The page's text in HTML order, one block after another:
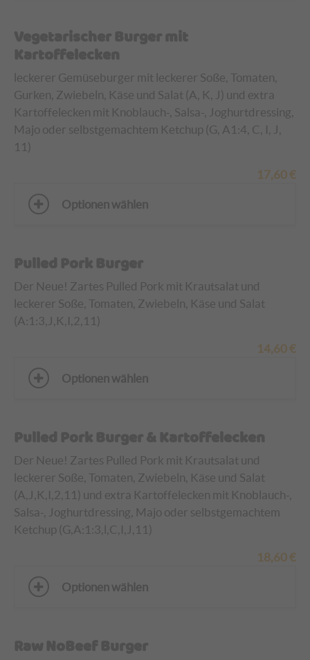
Vegetarischer Burger mit
Kartoffelecken
leckerer Gemüseburger mit leckerer Soße, Tomaten,
Gurken, Zwiebeln, Käse und Salat (A, K, J) und extra
Kartoffelecken mit Knoblauch-, Salsa-, Joghurtdressing,
Majo oder selbstgemachtem Ketchup (G, A1:4, C, I, J,
11)
17,60 €
Optionen wählen
Pulled Pork Burger
Der Neue! Zartes Pulled Pork mit Krautsalat und
leckerer Soße, Tomaten, Zwiebeln, Käse und Salat
(A:1:3, J,K,I,2,11 )
14,60 €
Optionen wählen
Pulled Pork Burger & Kartoffelecken
Der Neue! Zartes Pulled Pork mit Krautsalat und
leckerer Soße, Tomaten, Zwiebeln, Käse und Salat
(A,J,K,I,2,11) und extra Kartoffelecken mit Knoblauch-,
Salsa-, Joghurtdressing, Majo oder selbstgemachtem
Ketchup (G,A:1:3,l,C,I,J,11)
18,60 €
Optionen wählen
Raw NoBeef Burger